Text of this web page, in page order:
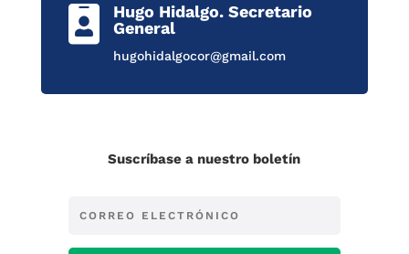

Hugo Hidalgo. Secretario
General
hugohidalgocor@gmail.com
Suscríbase a nuestro boletín